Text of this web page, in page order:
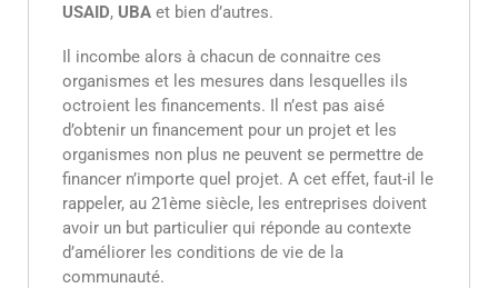
USAID, UBA et bien d’autres.
Il incombe alors à chacun de connaitre ces
organismes et les mesures dans lesquelles ils
octroient les financements. Il n’est pas aisé
d’obtenir un financement pour un projet et les
organismes non plus ne peuvent se permettre de
financer n’importe quel projet. A cet effet, faut-il le
rappeler, au 21ème siècle, les entreprises doivent
avoir un but particulier qui réponde au contexte
d’améliorer les conditions de vie de la
communauté.